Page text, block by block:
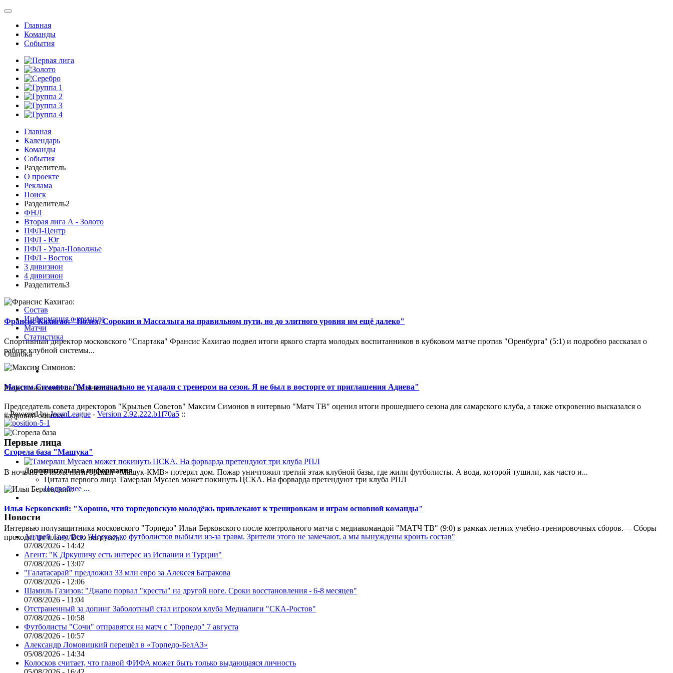
Главная
Команды
События
Главная
Календарь
Команды
События
Разделитель
О проекте
Реклама
Поиск
Разделитель2
ФНЛ
Вторая лига А - Золото
ПФЛ-Центр
ПФЛ - Юг
ПФЛ - Урал-Поволжье
ПФЛ - Восток
3 дивизион
4 дивизион
Разделитель3
Франсис Кахигао: "Полех, Сорокин и Массалыга на правильном пути, но до элитного уровня им ещё далеко"
Спортивный директор московского "Спартака" Франсис Кахигао подвел итоги яркого старта молодых воспитанников в кубковом матче против "Оренбурга" (5:1) и подробно рассказал о
работе клубной системы...
Максим Симонов: "Мы изначально не угадали с тренером на сезон. Я не был в восторге от приглашения Адиева"
Председатель совета директоров "Крыльев Советов" Максим Симонов в интервью "Матч ТВ" оценил итоги прошедшего сезона для самарского клуба, а также откровенно высказался о
кадровой ошибке...
Сгорела база "Машука"
В ночь на 26 июля пятигорский «Машук-КМВ» потерял дом. Пожар уничтожил третий этаж клубной базы, где жили футболисты. А вода, которой тушили, как часто и...
Илья Берковский: "Хорошо, что торпедовскую молодёжь привлекают к тренировкам и играм основной команды"
Интервью полузащитника московского "Торпедо" Ильи Берковского после контрольного матча с медиакомандой "МАТЧ ТВ" (9:0) в рамках летних учебно-тренировочных сборов.— Сборы
проходят по плану. Всю нагрузку,...
Состав
Информация о команде
Матчи
Статистика
Ошибка
Project team could not be determined
:: Powered byJoomLeague - Version 2.92.222.b1f70a5 ::
Первые лица
Дополнительная информация
Цитата первого лица Тамерлан Мусаев может покинуть ЦСКА. На форварда претендуют три клуба РПЛ
Подробнее ...
Новости
Андрей Талалаев: "Несколько футболистов выбыли из-за травм. Зрители этого не замечают, а мы вынуждены кроить состав"
07/08/2026 - 14:42
Агент: "К Дркушичу есть интерес из Испании и Турции"
07/08/2026 - 13:07
"Галатасарай" предложил 33 млн евро за Алексея Батракова
07/08/2026 - 12:06
Шамиль Газизов: "Джапо порвал "кресты" на другой ноге. Сроки восстановления - 6-8 месяцев"
07/08/2026 - 11:04
Отстраненный за допинг Заболотный стал игроком клуба Медиалиги "СКА-Ростов"
07/08/2026 - 10:58
Футболисты "Сочи" отправятся на матч с "Торпедо" 7 августа
07/08/2026 - 10:57
Александр Ломовицкий перешёл в «Торпедо-БелАЗ»
05/08/2026 - 14:34
Колосков считает, что главой ФИФА может быть только выдающаяся личность